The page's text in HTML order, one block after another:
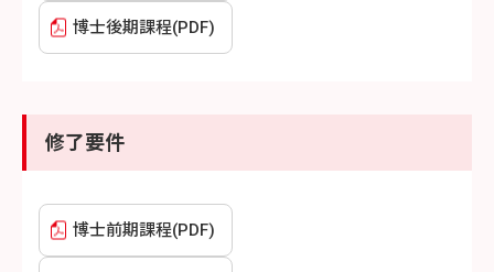
博士後期課程(PDF)
修了要件
博士前期課程(PDF)